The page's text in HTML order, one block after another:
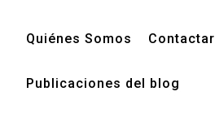
Quiénes Somos Contactar
Publicaciones del blog